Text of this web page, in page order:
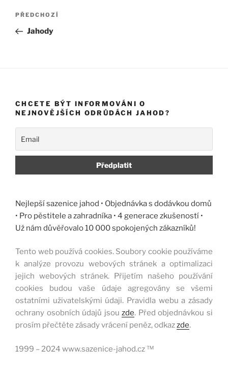
Navigace
příspěvek
Předchozí
příspěvek
PŘEDCHOZÍ
Jahody
CHCETE BÝT INFORMOVÁNI O
NEJNOVĚJŠÍCH ODRŮDÁCH JAHOD?
Nejlepší sazenice jahod • Objednávka s dodávkou domů
• Pro pěstitele a zahradníka • 4 generace zkušeností •
Už nám důvěřovalo 10 000 spokojených zákazníků!
Tento web používá cookies. Soubory cookie používáme
k analýze provozu webových stránek a optimalizaci
jejich webových stránek. Přijetím našeho používání
cookies budou vaše údaje agregovány se všemi
ostatními uživatelskými údaji. Pravidla webu a zásady
ochrany osobních údajů jsouzde. Před objednávkou si
prosím přečtěte zásady vrácení peněz, odkazzde.
1999 – 2024 www.sazenice-jahod.cz ™